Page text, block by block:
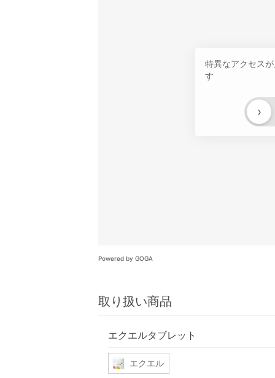
特異なアクセス
す
›
Powered by GOGA
取り扱い商品
エクエルタブレット
エクエル